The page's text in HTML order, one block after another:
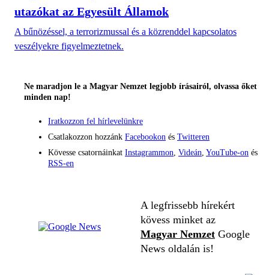
utazókat az Egyesült Államok
A bűnözéssel, a terrorizmussal és a közrenddel kapcsolatos
veszélyekre figyelmeztetnek.
Ne maradjon le a Magyar Nemzet legjobb írásairól, olvassa őket
minden nap!
Iratkozzon fel hírlevelünkre
Csatlakozzon hozzánk Facebookon és Twitteren
Kövesse csatornáinkat Instagrammon, Videán, YouTube-on és
RSS-en
A legfrissebb hírekért
kövess minket az
Magyar Nemzet Google
News oldalán is!